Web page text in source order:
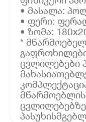
• მასალა:
• ფერი:
• ზომა:
*
ცვლილებები